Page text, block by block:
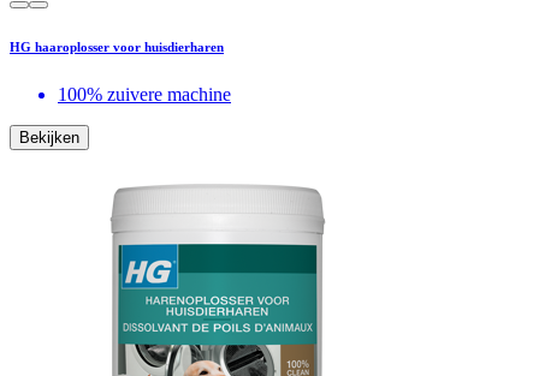
HG haaroplosser voor huisdierharen
100% zuivere machine
Bekijken